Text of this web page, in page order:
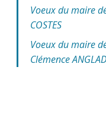
Voeux du maire
COSTES
Voeux du maire
Clémence